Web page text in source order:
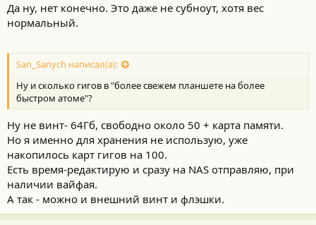
Да ну, нет конечно. Это даже не субноут, хотя вес
нормальный.
San_Sanych написал(а):
Ну и сколько гигов в "более свежем планшете на более
быстром атоме"?
Ну не винт- 64Гб, свободно около 50 + карта памяти.
Но я именно для хранения не использую, уже
накопилось карт гигов на 100.
Есть время-редактирую и сразу на NAS отправляю, при
наличии вайфая.
А так - можно и внешний винт и флэшки.